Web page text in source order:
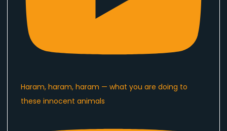
Haram, haram, haram — what you are doing to
these innocent animals